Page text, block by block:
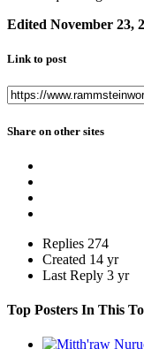
Edited November 23,
Link to post
Share on other sites
Replies 274
Created 14 yr
Last Reply 3 yr
Top Posters In This